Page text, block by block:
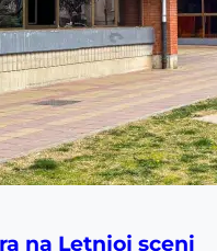
na Letnjoj sceni